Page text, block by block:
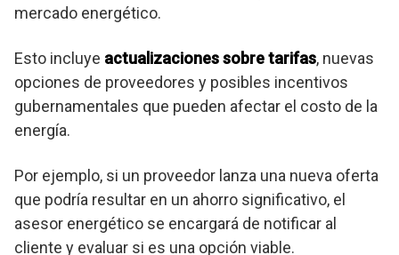
mercado energético.
Esto incluye actualizaciones sobre tarifas, nuevas
opciones de proveedores y posibles incentivos
gubernamentales que pueden afectar el costo de la
energía.
Por ejemplo, si un proveedor lanza una nueva oferta
que podría resultar en un ahorro significativo, el
asesor energético se encargará de notificar al
cliente y evaluar si es una opción viable.